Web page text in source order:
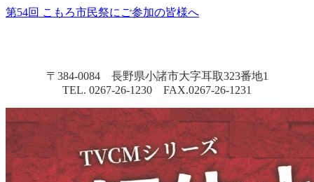
第54回 こもろ市民祭にご参加の皆様へ
〒384-0084 長野県小諸市大字耳取323番地1
TEL. 0267-26-1230 FAX.0267-26-1231